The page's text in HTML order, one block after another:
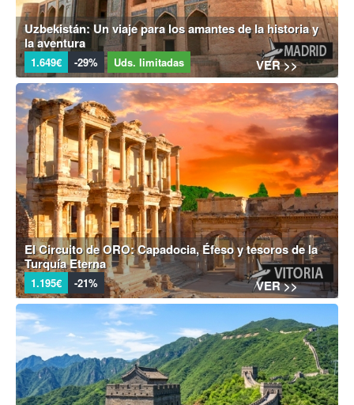
Uzbekistán: Un viaje para los amantes de la historia y
la aventura
1.649€ -29% Uds. limitadas VER >>
El Circuito de ORO: Capadocia, Éfeso y tesoros de la
Turquía Eterna
1.195€ -21% VER >>